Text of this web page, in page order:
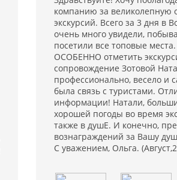
компанию за великолепную
экскурсий. Всего за 3 дня в
очень много увидели,
посетили все топовые
ОСОБЕННО отметить
сопровождение Зотовой
профессионально, весело и
была связь с туристами.
информации! Натали,
хорошей погоды во время
также в душЕ. И конечно,
вознаграждений за Вашу
С уважением, Ольга.